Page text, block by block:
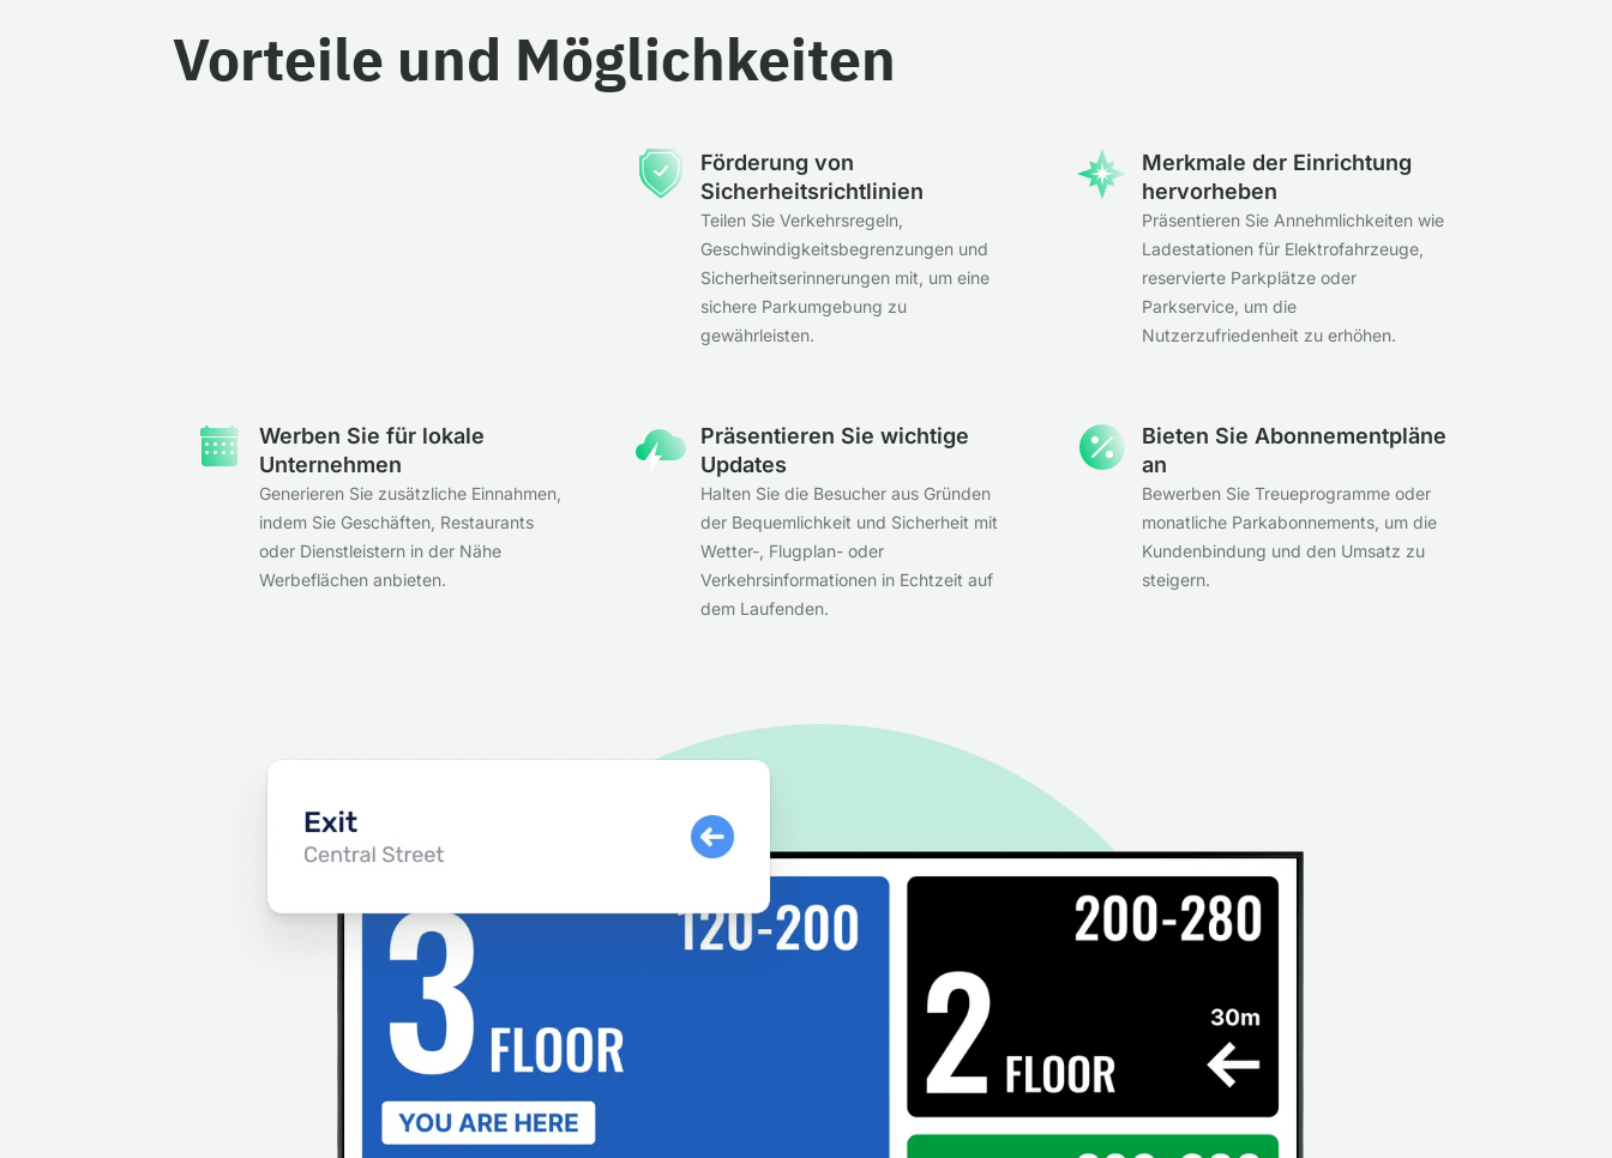
Vorteile und Möglichkeiten
Förderung von
Sicherheitsrichtlinien
Teilen Sie Verkehrsregeln,
Geschwindigkeitsbegrenzungen und
Sicherheitserinnerungen mit, um eine
sichere Parkumgebung zu
gewährleisten.
Merkmale der Einrichtung
hervorheben
Präsentieren Sie Annehmlichkeiten wie
Ladestationen für Elektrofahrzeuge,
reservierte Parkplätze oder
Parkservice, um die
Nutzerzufriedenheit zu erhöhen.
Werben Sie für lokale
Unternehmen
Generieren Sie zusätzliche Einnahmen,
indem Sie Geschäften, Restaurants
oder Dienstleistern in der Nähe
Werbeflächen anbieten.
Präsentieren Sie wichtige
Updates
Halten Sie die Besucher aus Gründen
der Bequemlichkeit und Sicherheit mit
Wetter-, Flugplan- oder
Verkehrsinformationen in Echtzeit auf
dem Laufenden.
Bieten Sie Abonnementpläne
an
Bewerben Sie Treueprogramme oder
monatliche Parkabonnements, um die
Kundenbindung und den Umsatz zu
steigern.